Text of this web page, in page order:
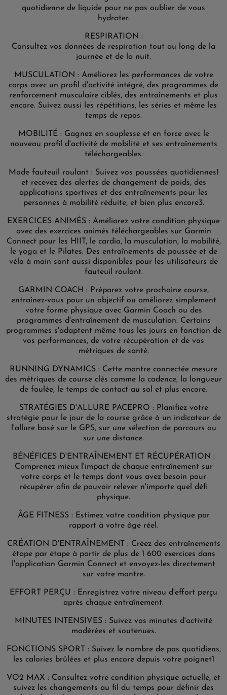
quotidienne de liquide pour ne pas oublier de vous
hydrater.
RESPIRATION :
Consultez vos données de respiration tout au long de la
journée et de la nuit.
MUSCULATION : Améliorez les performances de votre
corps avec un profil d'activité intégré, des programmes de
renforcement musculaire ciblés, des entraînements et plus
encore. Suivez aussi les répétitions, les séries et même les
temps de repos.
MOBILITÉ : Gagnez en souplesse et en force avec le
nouveau profil d'activité de mobilité et ses entraînements
téléchargeables.
Mode fauteuil roulant : Suivez vos poussées quotidiennes1
et recevez des alertes de changement de poids, des
applications sportives et des entraînements pour les
personnes à mobilité réduite, et bien plus encore3.
EXERCICES ANIMÉS : Améliorez votre condition physique
avec des exercices animés téléchargeables sur Garmin
Connect pour les HIIT, le cardio, la musculation, la mobilité,
le yoga et le Pilates. Des entraînements de poussée et de
vélo à main sont aussi disponibles pour les utilisateurs de
fauteuil roulant.
GARMIN COACH : Préparez votre prochaine course,
entraînez-vous pour un objectif ou améliorez simplement
votre forme physique avec Garmin Coach ou des
programmes d'entraînement de musculation. Certains
programmes s'adaptent même tous les jours en fonction de
vos performances, de votre récupération et de vos
métriques de santé.
RUNNING DYNAMICS : Cette montre connectée mesure
des métriques de course clés comme la cadence, la longueur
de foulée, le temps de contact au sol et plus encore.
STRATÉGIES D'ALLURE PACEPRO : Planifiez votre
stratégie pour le jour de la course grâce à un indicateur de
l'allure basé sur le GPS, sur une sélection de parcours ou
sur une distance.
BÉNÉFICES D'ENTRAÎNEMENT ET RÉCUPÉRATION :
Comprenez mieux l'impact de chaque entraînement sur
votre corps et le temps dont vous avez besoin pour
récupérer afin de pouvoir relever n'importe quel défi
physique.
ÂGE FITNESS : Estimez votre condition physique par
rapport à votre âge réel.
CRÉATION D'ENTRAÎNEMENT : Créez des entraînements
étape par étape à partir de plus de 1 600 exercices dans
l'application Garmin Connect et envoyez-les directement
sur votre montre.
EFFORT PERÇU : Enregistrez votre niveau d'effort perçu
après chaque entraînement.
MINUTES INTENSIVES : Suivez vos minutes d'activité
modérées et soutenues.
FONCTIONS SPORT : Suivez le nombre de pas quotidiens,
les calories brûlées et plus encore depuis votre poignet1
VO2 MAX : Consultez votre condition physique actuelle, et
suivez les changements au fil du temps pour définir des